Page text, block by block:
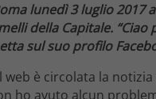
lunedì 3 luglio
della Capitale.
sul suo profilo
web è circolata la
ho avuto alcun